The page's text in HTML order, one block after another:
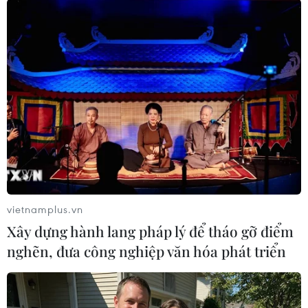
TIN LIÊN QUAN
Gia Lai: 59 người ăn thịt bò chết bị ngộ
vietnamplus.vn
Xây dựng hành lang pháp lý để tháo gỡ điểm
nghẽn, đưa công nghiệp văn hóa phát triển